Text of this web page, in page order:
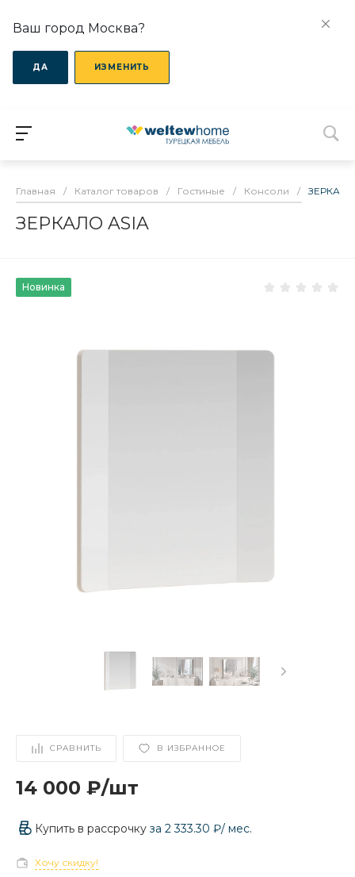
Ваш город Москва?
ДА ИЗМЕНИТЬ
Главная / Каталог товаров / Гостиные / Консоли / ЗЕРКАЛО
ЗЕРКАЛО ASIA
Новинка
СРАВНИТЬ В ИЗБРАННОЕ
14 000 ₽/шт
Купить в рассрочку за 2 333.30 ₽/ мес.
Хочу скидку!